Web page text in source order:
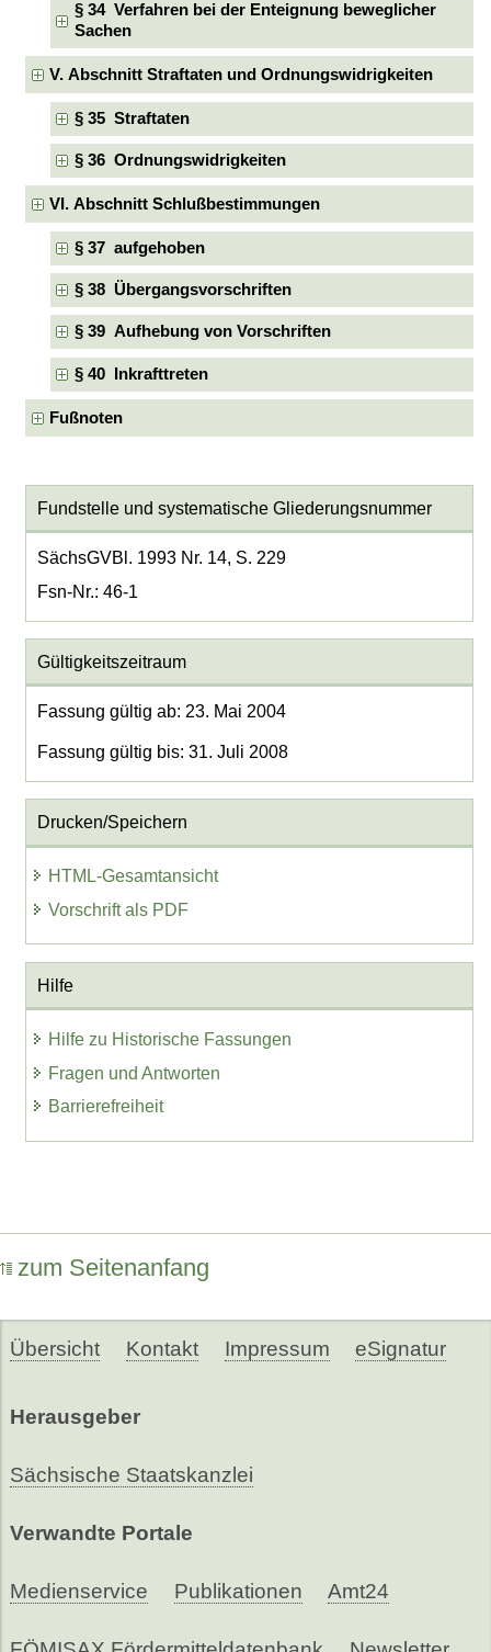
§ 34 Verfahren bei der Enteignung beweglicher
Sachen
V. Abschnitt Straftaten und Ordnungswidrigkeiten
§ 35 Straftaten
§ 36 Ordnungswidrigkeiten
VI. Abschnitt Schlußbestimmungen
§ 37 aufgehoben
§ 38 Übergangsvorschriften
§ 39 Aufhebung von Vorschriften
§ 40 Inkrafttreten
Fußnoten
Fundstelle und systematische Gliederungsnummer
SächsGVBl. 1993 Nr. 14, S. 229
Fsn-Nr.: 46-1
Gültigkeitszeitraum
Fassung gültig ab: 23. Mai 2004
Fassung gültig bis: 31. Juli 2008
Drucken/Speichern
HTML-Gesamtansicht
Vorschrift als PDF
Hilfe
Hilfe zu Historische Fassungen
Fragen und Antworten
Barrierefreiheit
zum Seitenanfang
Übersicht Kontakt Impressum eSignatur
Herausgeber
Sächsische Staatskanzlei
Verwandte Portale
Medienservice Publikationen Amt24